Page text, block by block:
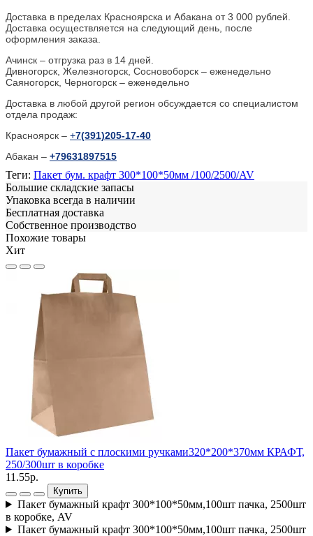
Доставка в пределах Красноярска и Абакана от 3 000 рублей.
Доставка осуществляется на следующий день, после
оформления заказа.
Ачинск – отгрузка раз в 14 дней.
Дивногорск, Железногорск, Сосновоборск – еженедельно
Саяногорск, Черногорск – еженедельно
Доставка в любой другой регион обсуждается со специалистом
отдела продаж:
Красноярск – +7(391)205-17-40
Абакан – +79631897515
Теги: Пакет бум. крафт 300*100*50мм /100/2500/AV
Большие складские запасы
Упаковка всегда в наличии
Бесплатная доставка
Собственное производство
Похожие товары
Хит
Пакет бумажный с плоскими ручками320*200*370мм КРАФТ,
250/300шт в коробке
11.55р.
Купить
Пакет бумажный крафт 300*100*50мм,100шт пачка, 2500шт
в коробке, AV
Пакет бумажный крафт 300*100*50мм,100шт пачка, 2500шт